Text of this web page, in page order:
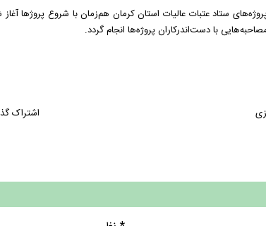
ستاد عتبات عالیات استان کرمان هم‌زمان با شروع پروژها آغاز
با دست‌اندرکاران پروژه‌ها انجام گردد.
اشتراک